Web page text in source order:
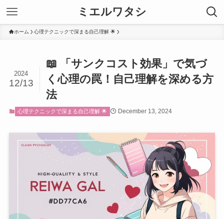
ミエルワタシ
ホーム 心理テクニックで深まる自己理解 🌟
📖 「サンクコスト効果」で気づ
く心理の罠！自己理解を深める方
法
2024
12/13
心理テクニックで深まる自己理解 🌟 December 13, 2024